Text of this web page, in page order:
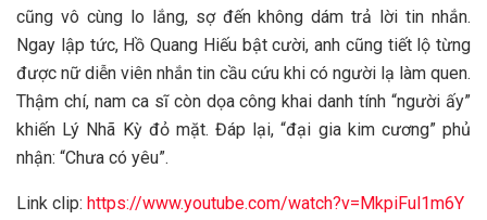
cũng vô cùng lo lắng, sợ đến không dám trả lời tin nhắn.
Ngay lập tức, Hồ Quang Hiếu bật cười, anh cũng tiết lộ từng
được nữ diễn viên nhắn tin cầu cứu khi có người lạ làm quen.
Thậm chí, nam ca sĩ còn dọa công khai danh tính “người ấy”
khiến Lý Nhã Kỳ đỏ mặt. Đáp lại, “đại gia kim cương” phủ
nhận: “Chưa có yêu”.
Link clip: https://www.youtube.com/watch?v=MkpiFul1m6Y